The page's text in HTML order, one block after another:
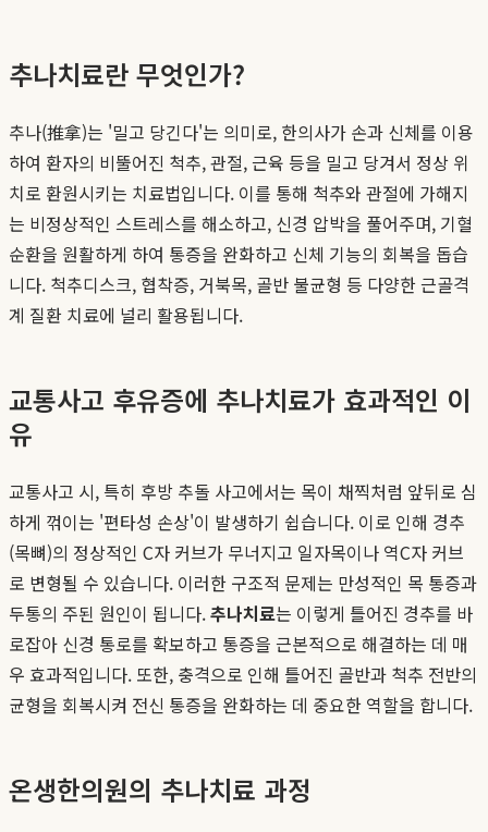
추나치료란 무엇인가?
추나(推拿)는 '밀고 당긴다'는 의미로, 한의사가 손과 신체를 이용
하여 환자의 비뚤어진 척추, 관절, 근육 등을 밀고 당겨서 정상 위
치로 환원시키는 치료법입니다. 이를 통해 척추와 관절에 가해지
는 비정상적인 스트레스를 해소하고, 신경 압박을 풀어주며, 기혈
순환을 원활하게 하여 통증을 완화하고 신체 기능의 회복을 돕습
니다. 척추디스크, 협착증, 거북목, 골반 불균형 등 다양한 근골격
계 질환 치료에 널리 활용됩니다.
교통사고 후유증에 추나치료가 효과적인 이
유
교통사고 시, 특히 후방 추돌 사고에서는 목이 채찍처럼 앞뒤로 심
하게 꺾이는 '편타성 손상'이 발생하기 쉽습니다. 이로 인해 경추
(목뼈)의 정상적인 C자 커브가 무너지고 일자목이나 역C자 커브
로 변형될 수 있습니다. 이러한 구조적 문제는 만성적인 목 통증과
두통의 주된 원인이 됩니다.추나치료는 이렇게 틀어진 경추를 바
로잡아 신경 통로를 확보하고 통증을 근본적으로 해결하는 데 매
우 효과적입니다. 또한, 충격으로 인해 틀어진 골반과 척추 전반의
균형을 회복시켜 전신 통증을 완화하는 데 중요한 역할을 합니다.
온생한의원의 추나치료 과정